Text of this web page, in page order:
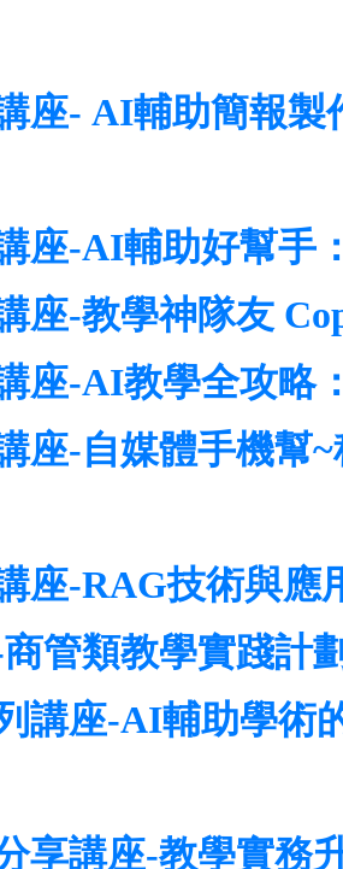
座- AI輔助簡報製
座-AI輔助好幫手
座-教學神隊友
座-AI教學全攻略
座-自媒體手機幫
座-RAG技術與應
管類教學實踐計
講座-AI輔助學術
享講座-教學實務